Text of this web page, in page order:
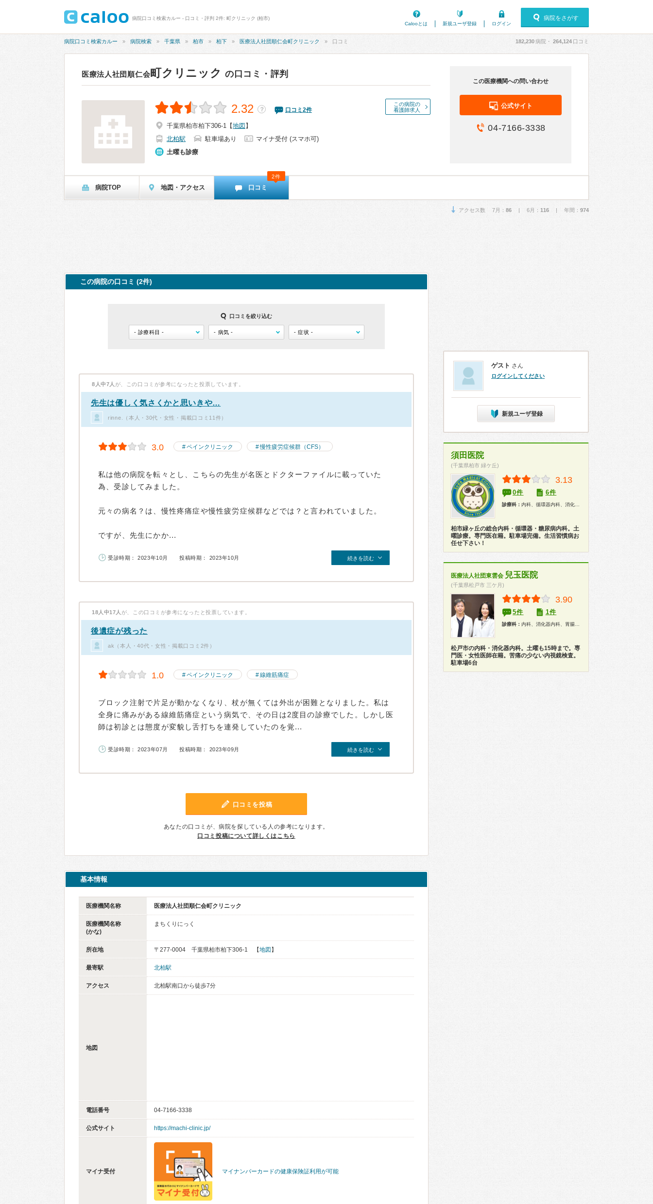
病院口コミ検索カルー - 口コミ・評判 2件: 町クリニック (柏市)
Calooとは
新規ユーザ登録 ログイン
病院をさがす
病院口コミ検索カルー 病院検索 千葉県 柏市 柏下 医療法人社団順仁会町クリニック 口コミ 182,230病院・ 264,124 口コミ
医療法人社団順仁会町クリニック の口コミ・評判
この病院の
看護師求人
2.32 ？ 口コミ 2件
千葉県柏市柏下306-1 【地図 】
北柏駅
駐車場あり
マイナ受付 (スマホ可)
土曜も診療
この医療機関への問い合わせ
公式サイト
04-7166-3338
病院TOP 地図・アクセス 口コミ
2件
アクセス数 7月： 86 | 6月： 116 | 年間： 974
この病院の口コミ (2件)
口コミを絞り込む
8人中7人 が、この口コミが参考になったと投票しています。
先生は優しく気さくかと思いきや…
rinne.（本人・30代・女性・掲載口コミ11件）
3.0 ペインクリニック 慢性疲労症候群（CFS）
私は他の病院を転々とし、こちらの先生が名医とドクターファイルに載っていた
為、受診してみました。
元々の病名？は、慢性疼痛症や慢性疲労症候群などでは？と言われていました。
ですが、先生にかか...
受診時期： 2023年10月 投稿時期： 2023年10月 続きを読む
18人中17人 が、この口コミが参考になったと投票しています。
後遺症が残った
ak（本人・40代・女性・掲載口コミ2件）
1.0 ペインクリニック 線維筋痛症
ブロック注射で片足が動かなくなり、杖が無くては外出が困難となりました。私は
全身に痛みがある線維筋痛症という病気で、その日は2度目の診療でした。しかし医
師は初診とは態度が変貌し舌打ちを連発していたのを覚...
受診時期： 2023年07月 投稿時期： 2023年09月 続きを読む
口コミを投稿
あなたの口コミが、病院を探している人の参考になります。
口コミ投稿について詳しくはこちら
基本情報
医療機関名称 医療法人社団順仁会町クリニック
医療機関名称
(かな)
まちくりにっく
所在地 〒277-0004 千葉県柏市柏下306-1 【地図 】
最寄駅 北柏駅
アクセス 北柏駅南口から徒歩7分
地図
電話番号 04-7166-3338
公式サイト https://machi-clinic.jp/
マイナ受付 マイナンバーカードの健康保険証利用が可能
ゲスト さん
ログインしてください
新規ユーザ登録
須田医院
(千葉県柏市 緑ケ丘)
3.13
0件 6件
診療科： 内科、循環器内科、消化器内科、内分泌代謝科、糖尿病科、健康診断
柏市緑ヶ丘の総合内科・循環器・糖尿病内科。土
曜診療。専門医在籍。駐車場完備。生活習慣病お
任せ下さい！
医療法人社団東雲会 兒玉医院
(千葉県松戸市 三ケ月)
3.90
5件 1件
診療科： 内科、消化器内科、胃腸科、外科、肛門科、内視鏡
松戸市の内科・消化器内科。土曜も15時まで。専
門医・女性医師在籍。苦痛の少ない内視鏡検査。
駐車場6台